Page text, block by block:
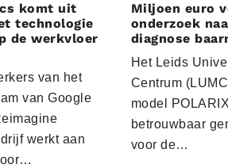
komt uit
technologie
de werkvloer
van het
van Google
werkt aan
Miljoen euro
onderzoek
diagnose
Het Leids
Centrum
model
betrouwbaar
voor de…